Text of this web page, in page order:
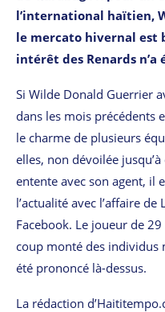
l’international haïtien,
le mercato hivernal est
intérêt des Renards n’a
Si Wilde Donald Guerrier
dans les mois précédents
le charme de plusieurs
elles, non dévoilée
entente avec son agent, il
l’actualité avec l’affaire
Facebook. Le joueur de
coup monté des individus
été prononcé là-dessus.
La rédaction